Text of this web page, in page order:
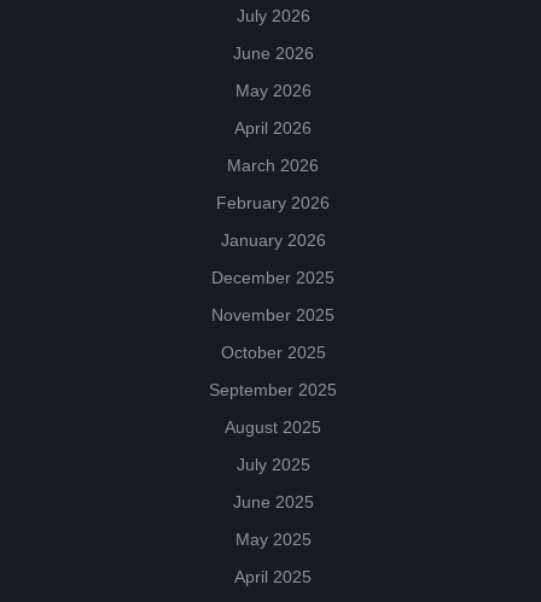
July 2026
June 2026
May 2026
April 2026
March 2026
February 2026
January 2026
December 2025
November 2025
October 2025
September 2025
August 2025
July 2025
June 2025
May 2025
April 2025